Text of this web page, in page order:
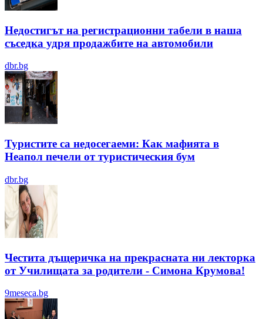
Недостигът на регистрационни табели в наша
съседка удря продажбите на автомобили
dbr.bg
Туристите са недосегаеми: Как мафията в
Неапол печели от туристическия бум
dbr.bg
Честита дъщеричка на прекрасната ни лекторка
от Училищата за родители - Симона Крумова!
9meseca.bg